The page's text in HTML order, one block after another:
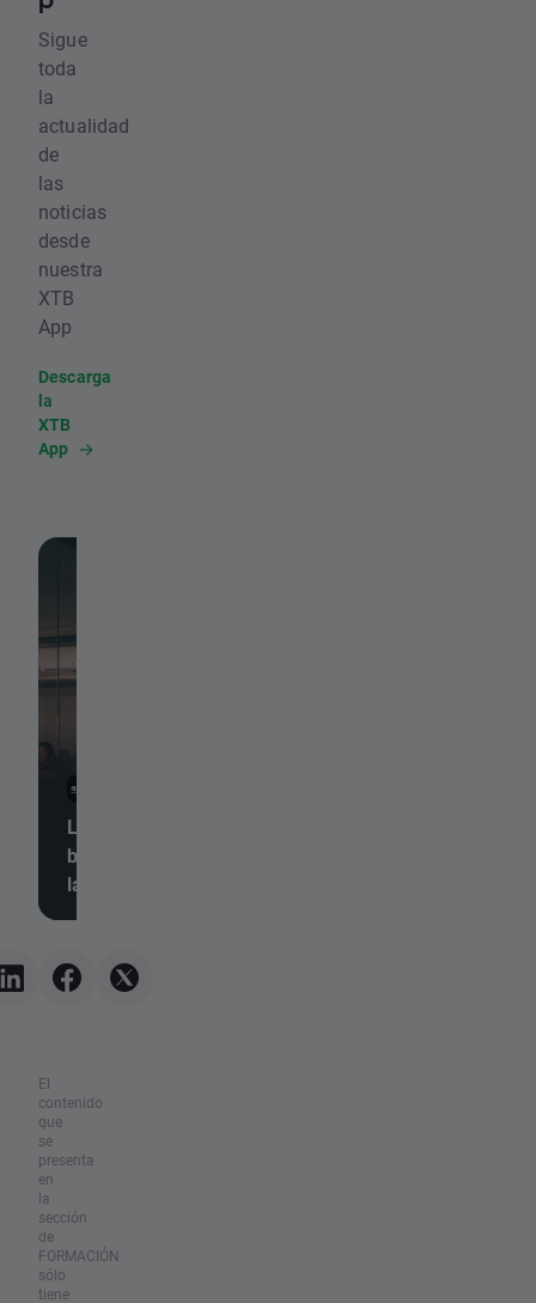
Sigue
toda
la
actualidad
de
las
noticias
desde
nuestra
XTB
App
Descarga
la
XTB
App
La bolsa hoy: toma de
beneficios en Wall Street y
la congelación del
El
contenido
que
se
presenta
en
la
sección
de
FORMACIÓN
sólo
tiene